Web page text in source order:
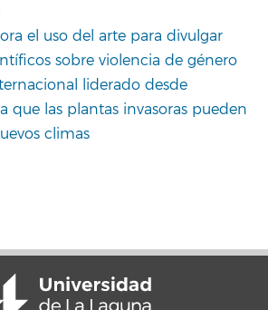
el uso del arte para divulgar
sobre violencia de género
liderado desde
que las plantas invasoras pueden
climas